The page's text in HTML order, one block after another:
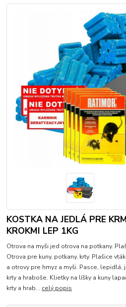
KOSTKA NA JEDLÁ PRE
KROKMI LEP 1KG
Otrova na myši jed otrova na potkany.
Otrova pre kuny, potkany, krty. Plašice
a otrovy pre hmyz a myši. Pasce, lepidlá,
krty a hraboše. Klietky na líšky a kuny
krty a hrab... celý popis